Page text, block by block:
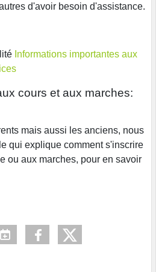
d'avoir besoin d'assistance.
Informations importantes aux
cours et aux marches:
mais aussi les anciens, nous
qui explique comment s'inscrire
ou aux marches, pour en savoir